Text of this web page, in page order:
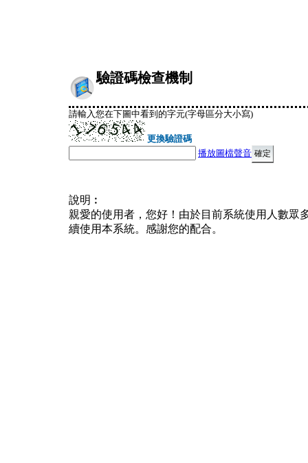
驗證碼檢查機制
請輸入您在下圖中看到的字元(字母區分大小寫)
更換驗證碼
播放圖檔聲音
說明︰
親愛的使用者，您好！由於目前系統使用人數眾
續使用本系統。感謝您的配合。